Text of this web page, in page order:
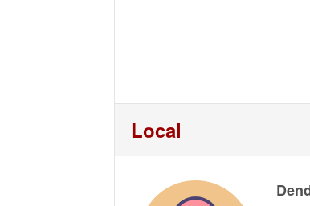
Local